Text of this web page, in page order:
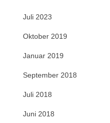
Juli 2023
Oktober 2019
Januar 2019
September 2018
Juli 2018
Juni 2018